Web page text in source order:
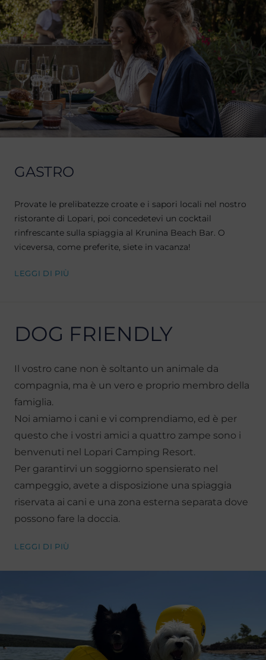
GASTRO
Provate le prelibatezze croate e i sapori locali nel nostro
ristorante di Lopari, poi concedetevi un cocktail
rinfrescante sulla spiaggia al Krunina Beach Bar. O
viceversa, come preferite, siete in vacanza!
LEGGI DI PIÙ
DOG FRIENDLY
Il vostro cane non è soltanto un animale da
compagnia, ma è un vero e proprio membro della
famiglia.
Noi amiamo i cani e vi comprendiamo, ed è per
questo che i vostri amici a quattro zampe sono i
benvenuti nel Lopari Camping Resort.
Per garantirvi un soggiorno spensierato nel
campeggio, avete a disposizione una spiaggia
riservata ai cani e una zona esterna separata dove
possono fare la doccia.
LEGGI DI PIÙ